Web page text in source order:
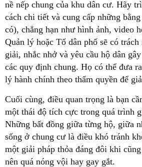
nề nếp chung của khu dân cư. Hãy
cách chi tiết và cung cấp những
có), chẳng hạn như hình ảnh, video
Quản lý hoặc Tổ dân phố sẽ có
giải, nhắc nhở và yêu cầu hộ dân
các quy định chung. Họ có thể đưa
lý hành chính theo thẩm quyền để
Cuối cùng, điều quan trọng là bạn
một thái độ tích cực trong quá trình
Những bất đồng giữa từng hộ, giữa
sống ở chung cư là điều khó tránh
một giải pháp thỏa đáng đôi khi
nên quá nóng vội hay gay gắt.